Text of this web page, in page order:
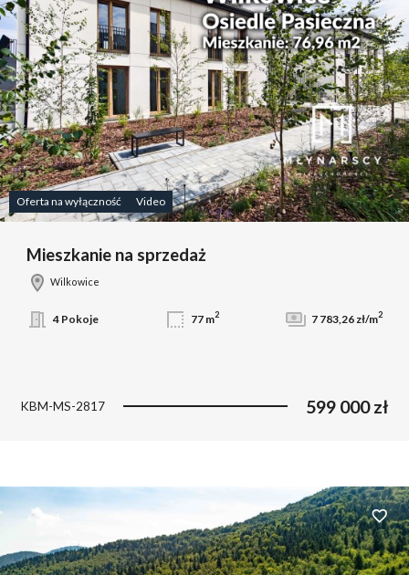
Oferta na wyłączność Video
Mieszkanie na sprzedaż
Wilkowice
4 Pokoje 77 m2 7 783,26 zł/m2
KBM-MS-2817 599 000 zł
Dodaj